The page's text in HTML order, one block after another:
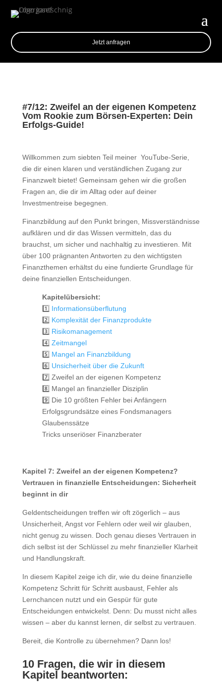
Jetzt anfragen
#7/12: Zweifel an der eigenen Kompetenz
Vom Rookie zum Börsen-Experten: Dein
Erfolgs-Guide!
Willkommen zum siebten Teil meiner YouTube-Serie,
die dir einen klaren und verständlichen Zugang zur
Finanzwelt bietet! Gemeinsam gehen wir die großen
Fragen an, die dir im Alltag oder auf deiner
Investmentreise begegnen.
Finanzbildung auf den Punkt bringen, Missverständnisse
aufklären und dir das Wissen vermitteln, das du
brauchst, um sicher und nachhaltig zu investieren. Mit
über 100 prägnanten Antworten zu den wichtigsten
Finanzthemen erhältst du eine fundierte Grundlage für
deine finanziellen Entscheidungen.
Kapitelübersicht:
1️⃣ Informationsüberflutung
2️⃣ Komplexität der Finanzprodukte
3️⃣ Risikomanagement
4️⃣ Zeitmangel
5️⃣ Mangel an Finanzbildung
6️⃣ Unsicherheit über die Zukunft
7️⃣ Zweifel an der eigenen Kompetenz
8️⃣ Mangel an finanzieller Disziplin
9️⃣ Die 10 größten Fehler bei Anfängern
Erfolgsgrundsätze eines Fondsmanagers
Glaubenssätze
Tricks unseriöser Finanzberater
Kapitel 7: Zweifel an der eigenen Kompetenz?
Vertrauen in finanzielle Entscheidungen: Sicherheit
beginnt in dir
Geldentscheidungen treffen wir oft zögerlich – aus
Unsicherheit, Angst vor Fehlern oder weil wir glauben,
nicht genug zu wissen. Doch genau dieses Vertrauen in
dich selbst ist der Schlüssel zu mehr finanzieller Klarheit
und Handlungskraft.
In diesem Kapitel zeige ich dir, wie du deine finanzielle
Kompetenz Schritt für Schritt ausbaust, Fehler als
Lernchancen nutzt und ein Gespür für gute
Entscheidungen entwickelst. Denn: Du musst nicht alles
wissen – aber du kannst lernen, dir selbst zu vertrauen.
Bereit, die Kontrolle zu übernehmen? Dann los!
10 Fragen, die wir in diesem
Kapitel beantworten: